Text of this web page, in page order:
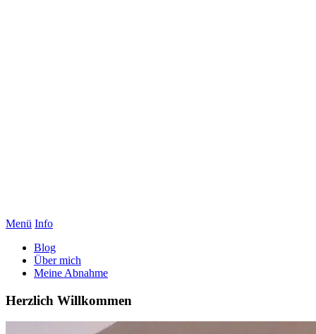
Menü Info
Blog
Über mich
Meine Abnahme
Herzlich Willkommen